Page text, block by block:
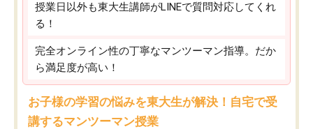
授業日以外も東大生講師がLINEで質問対応してくれ
る！
完全オンライン性の丁寧なマンツーマン指導。だか
ら満足度が高い！
お子様の学習の悩みを東大生が解決！自宅で受
講するマンツーマン授業